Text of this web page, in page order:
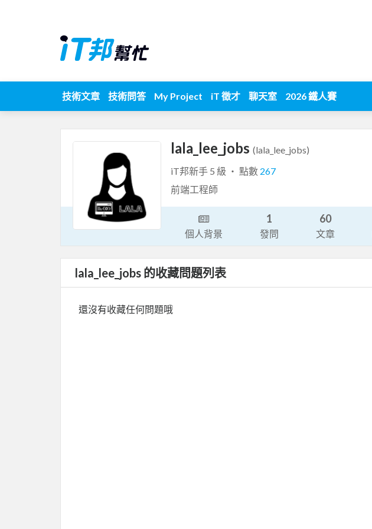
技術文章 技術問答 My Project iT 徵才 聊天室 2026 鐵人賽
lala_lee_jobs (lala_lee_jobs)
iT邦新手 5 級 ‧ 點數 267
前端工程師
個人背景
1
發問
60
文章
lala_lee_jobs 的收藏問題列表
還沒有收藏任何問題哦